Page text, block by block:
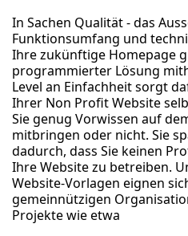
In Sachen Qualität - das
Funktionsumfang und
Ihre zukünftige Homepage
programmierter Lösung
Level an Einfachheit sorgt
Ihrer Non Profit Website
Sie genug Vorwissen auf
mitbringen oder nicht. Sie
dadurch, dass Sie keinen
Ihre Website zu betreiben.
Website-Vorlagen eignen
gemeinnützigen
Projekte wie etwa